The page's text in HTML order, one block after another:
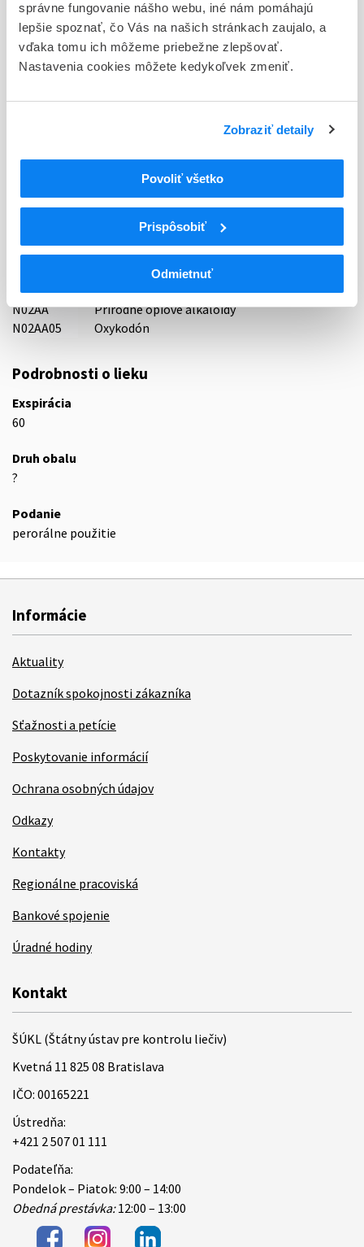
správne fungovanie nášho webu, iné nám pomáhajú
lepšie spoznať, čo Vás na našich stránkach zaujalo, a
vďaka tomu ich môžeme priebežne zlepšovať.
Nastavenia cookies môžete kedykoľvek zmeniť.
Zobraziť detaily
Povoliť všetko
Prispôsobiť
Odmietnuť
Stav
D - Registrácia bez obmedzenia platnosti
Typ registračnej procedúry
65 - ANALGETICA - ANODYNA
N
Centrálna nervová sústava
Analgetiká
N02A
Opioidné analgetiká (anodyná)
N02AA
Prírodné ópiové alkaloidy
N02AA05
Oxykodón
Podrobnosti o lieku
Exspirácia
60
Druh obalu
?
Podanie
perorálne použitie
Informácie
Aktuality
Dotazník spokojnosti zákazníka
Sťažnosti a petície
Poskytovanie informácií
Ochrana osobných údajov
Odkazy
Kontakty
Regionálne pracoviská
Bankové spojenie
Úradné hodiny
Kontakt
ŠÚKL (Štátny ústav pre kontrolu liečiv)
Kvetná 11 825 08 Bratislava
IČO: 00165221
Ústredňa:
+421 2 507 01 111
Podateľňa:
Pondelok – Piatok: 9:00 – 14:00
Obedná prestávka:12:00 – 13:00